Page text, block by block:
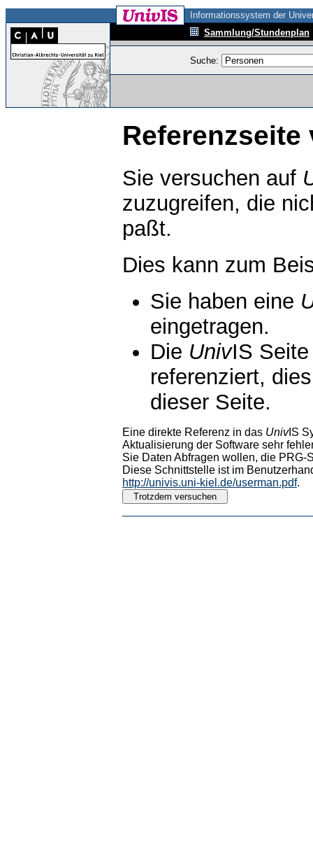
Informationssystem der
Sammlung/Stundenplan
Suche:
Referenzseite
Sie versuchen auf
zuzugreifen, die
paßt.
Dies kann zum
Sie haben eine
eingetragen.
Die UnivIS
referenziert,
dieser Seite.
Eine direkte Referenz in das UnivIS
Aktualisierung der Software sehr
Sie Daten Abfragen wollen, die PRG-
Diese Schnittstelle ist im
http://univis.uni-kiel.de/userman.pdf.